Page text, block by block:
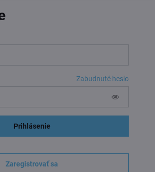
Zabudnuté heslo
Prihlásenie
Zaregistrovať sa